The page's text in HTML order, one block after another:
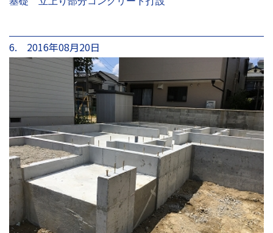
6. 2016年08月20日